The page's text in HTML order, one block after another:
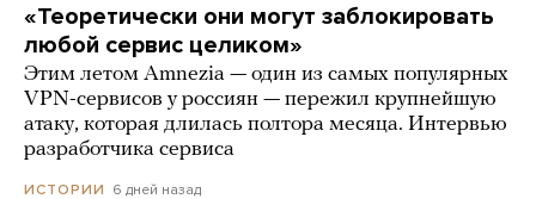
«Теоретически они могут заблокировать
любой сервис целиком»
Этим летом Amnezia — один из самых популярных
VPN-сервисов у россиян — пережил крупнейшую
атаку, которая длилась полтора месяца. Интервью
разработчика сервиса
ИСТОРИИ 6 дней назад